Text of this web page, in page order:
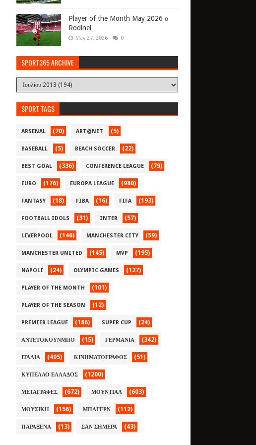
Player of the Month May 2026 ο
Rodinei
May 27, 2026 0
SPORT365 ARCHIVE
SPORT TAGS
ARSENAL (70) ART@NET (5)
BASEBALL (5) BEACH SOCCER (22)
BEST GOAL (336) CONFERENCE LEAGUE (79)
EURO (176) EUROPA LEAGUE (980)
FANTASY (18) FIBA (16) FIFA (193)
FOOTBALL IDOLS (31) INTER (57)
LIVERPOOL (146) MANCHESTER CITY (59)
MANCHESTER UNITED (145) MVP (195)
NAPOLI (24) OLYMPIC GAMES (127)
PLAYER OF THE MONTH (101)
PLAYER OF THE SEASON (12)
PREMIER LEAGUE (186) SUPER CUP (24)
ΑΝΤΕΤΟΚΟΥΝΜΠΟ (15) ΓΕΡΜΑΝΙΑ (342)
ΙΤΑΛΙΑ (405) ΚΙΝΗΜΑΤΟΓΡΑΦΟΣ (51)
ΚΥΠΕΛΛΟ ΕΛΛΑΔΟΣ (1200)
ΜΕΤΑΓΡΑΦΕΣ (672) ΜΟΥΝΤΙΑΛ (603)
ΜΟΥΣΙΚΗ (156) ΜΠΑΓΕΡΝ (112)
ΠΑΡΑΞΕΝΑ (13) ΣΑΝ ΣΗΜΕΡΑ (43)